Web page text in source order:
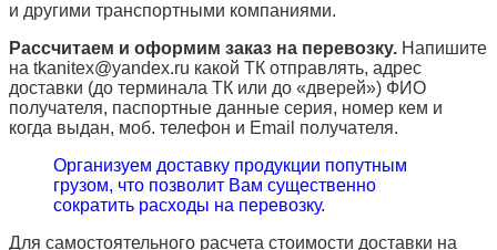
и другими транспортными компаниями.
Рассчитаем и оформим заказ на перевозку. Напишите
на tkanitex@yandex.ru какой ТК отправлять, адрес
доставки (до терминала ТК или до «дверей») ФИО
получателя, паспортные данные серия, номер кем и
когда выдан, моб. телефон и Email получателя.
Организуем доставку продукции попутным
грузом, что позволит Вам существенно
сократить расходы на перевозку.
Для самостоятельного расчета стоимости доставки на